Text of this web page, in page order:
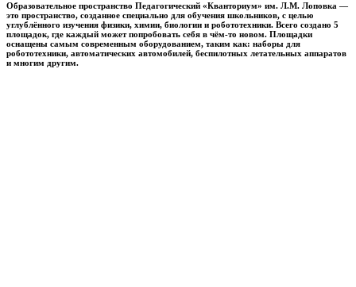
Образовательное пространство Педагогический «Кванториум» им. Л.М. Лоповка —
это пространство, созданное специально для обучения школьников, с целью
углублённого изучения физики, химии, биологии и робототехники. Всего создано 5
площадок, где каждый может попробовать себя в чём-то новом. Площадки
оснащены самым современным оборудованием, таким как: наборы для
робототехники, автоматических автомобилей, беспилотных летательных аппаратов
и многим другим.